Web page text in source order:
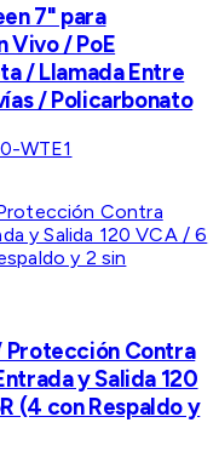
7" para
Vivo / PoE
/ Llamada Entre
/ Policarbonato
WTE1
Protección Contra
y Salida 120
(4 con Respaldo y